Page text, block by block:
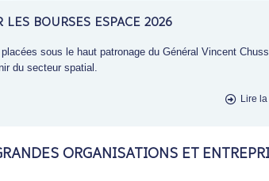
BOURSES ESPACE 2026
sous le haut patronage du Général Vincent
du secteur spatial.
Lire
ORGANISATIONS ET